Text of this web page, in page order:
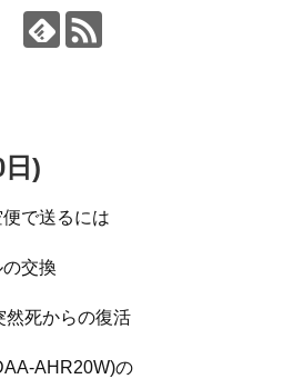
)
で送るには
交換
然死からの復活
の